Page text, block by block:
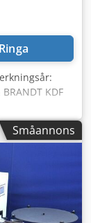
Ringa
KDF
PC-
till 8 mm
är utrustad
en
du är ute
du
har till salu.
Småannons